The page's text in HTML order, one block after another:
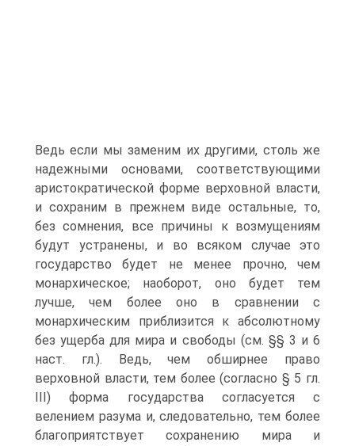
Ведь если мы заменим их другими, столь же
надежными основами, соответствующими
аристократической форме верховной власти,
и сохраним в прежнем виде остальные, то,
без сомнения, все причины к возмущениям
будут устранены, и во всяком случае это
государство будет не менее прочно, чем
монархическое; наоборот, оно будет тем
лучше, чем более оно в сравнении с
монархическим приблизится к абсолютному
без ущерба для мира и свободы (см. §§ 3 и 6
наст. гл.). Ведь, чем обширнее право
верховной власти, тем более (согласно § 5 гл.
III) форма государства согласуется с
велением разума и, следовательно, тем более
благоприятствует сохранению мира и